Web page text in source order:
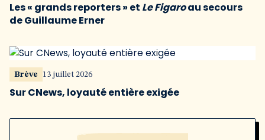
Les « grands reporters » et Le Figaroau secours
de Guillaume Erner
Brève 13 juillet 2026
Sur CNews, loyauté entière exigée